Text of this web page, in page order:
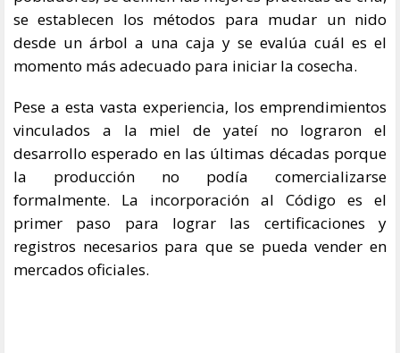
se establecen los métodos para mudar un nido
desde un árbol a una caja y se evalúa cuál es el
momento más adecuado para iniciar la cosecha.
Pese a esta vasta experiencia, los emprendimientos
vinculados a la miel de yateí no lograron el
desarrollo esperado en las últimas décadas porque
la producción no podía comercializarse
formalmente. La incorporación al Código es el
primer paso para lograr las certificaciones y
registros necesarios para que se pueda vender en
mercados oficiales.